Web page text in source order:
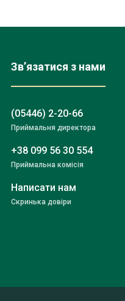
Зв’язатися з нами
(05446) 2-20-66
Приймальня директора
+38 099 56 30 554
Приймальна комісія
Написати нам
Скринька довіри